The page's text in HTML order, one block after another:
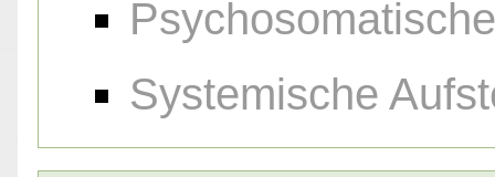
Systemische